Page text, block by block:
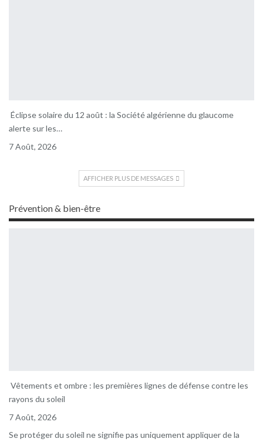
Éclipse solaire du 12 août : la Société algérienne du glaucome
alerte sur les…
7 Août, 2026
AFFICHER PLUS DE MESSAGES
Prévention & bien-être
Vêtements et ombre : les premières lignes de défense contre les
rayons du soleil
7 Août, 2026
Se protéger du soleil ne signifie pas uniquement appliquer de la